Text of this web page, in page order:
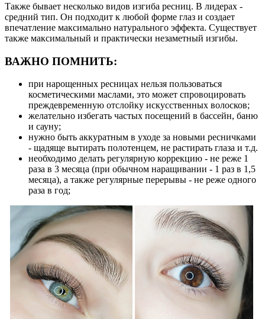
Также бывает несколько видов изгиба ресниц. В лидерах -
средний тип. Он подходит к любой форме глаз и создает
впечатление максимально натурального эффекта. Существует
также максимальный и практически незаметный изгибы.
ВАЖНО ПОМНИТЬ:
при нарощенных ресницах нельзя пользоваться
косметическими маслами, это может спровоцировать
преждевременную отслойку искусственных волосков;
желательно избегать частых посещений в бассейн, баню
и сауну;
нужно быть аккуратным в уходе за новыми ресничками
- щадяще вытирать полотенцем, не растирать глаза и т.д.
необходимо делать регулярную коррекцию - не реже 1
раза в 3 месяца (при обычном наращивании - 1 раз в 1,5
месяца), а также регулярные перерывы - не реже одного
раза в год;